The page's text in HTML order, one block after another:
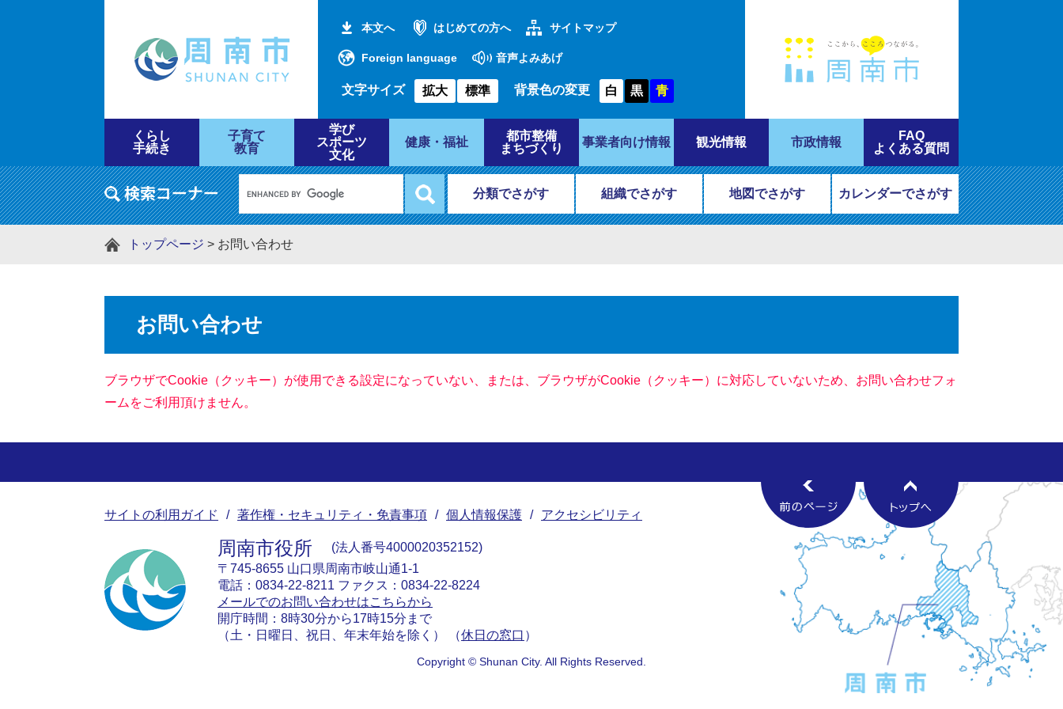
本文へ はじめての方へ サイトマップ
Foreign language 音声よみあげ
文字サイズ 拡大 標準 背景色の変更 白 黒 青
くらし
手続き
子育て
教育
学び
スポーツ
文化
健康・福祉
都市整備
まちづくり
事業者向け情報 観光情報 市政情報
FAQ
よくある質問
分類でさがす 組織でさがす 地図でさがす カレンダーでさがす
トップページ > お問い合わせ
お問い合わせ
ブラウザでCookie（クッキー）が使用できる設定になっていない、または、ブラウザがCookie（クッキー）に対応していないため、お問い合わせフォ
ームをご利用頂けません。
サイトの利用ガイド 著作権・セキュリティ・免責事項 個人情報保護 アクセシビリティ
周南市役所
法人番号4000020352152
〒745-8655 山口県周南市岐山通1-1
電話：0834-22-8211 ファクス：0834-22-8224
メールでのお問い合わせはこちらから
開庁時間：8時30分から17時15分まで
（土・日曜日、祝日、年末年始を除く） （休日の窓口 ）
Copyright © Shunan City. All Rights Reserved.